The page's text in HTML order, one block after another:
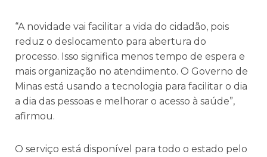
“A novidade vai facilitar a vida do cidadão, pois
reduz o deslocamento para abertura do
processo. Isso significa menos tempo de espera e
mais organização no atendimento. O Governo de
Minas está usando a tecnologia para facilitar o dia
a dia das pessoas e melhorar o acesso à saúde”,
afirmou.
O serviço está disponível para todo o estado pelo